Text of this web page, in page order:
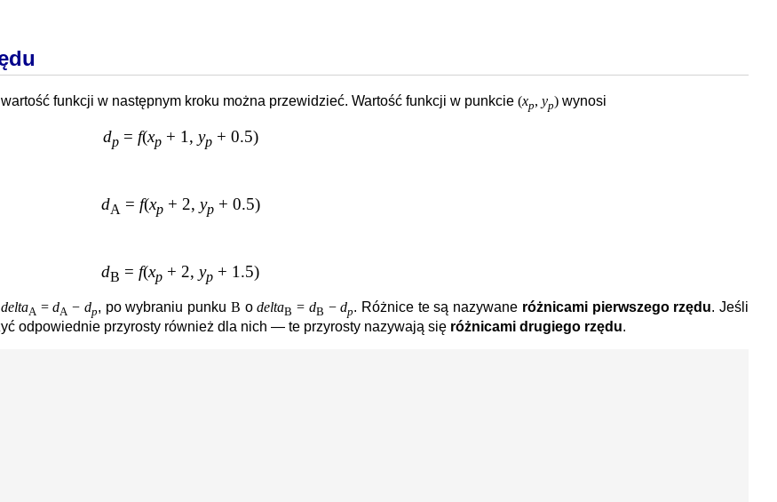
funkcji w następnym kroku można przewidzieć. Wartość funkcji w punkcie (xp, yp) wynosi
dp= f(xp+ 1, yp+ 0.5)
dA = f(xp+ 2, yp+ 0.5)
dB = f(xp + 2, yp + 1.5)
deltaA =dA − dp, po wybraniu punku B odeltaB = dB −dp. Różnice te są nazywane różnicami pierwszego rzędu. Jeśli
odpowiednie przyrosty również dla nich — te przyrosty nazywają się różnicami drugiego rzędu.